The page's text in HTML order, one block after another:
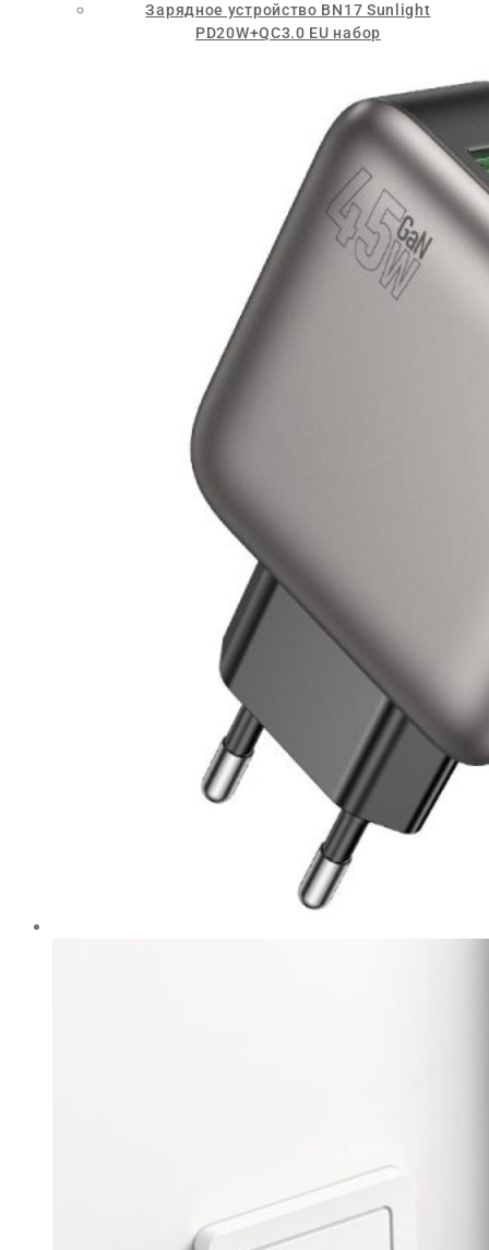
Зарядное устройство BN17 Sunlight
PD20W+QC3.0 EU набор